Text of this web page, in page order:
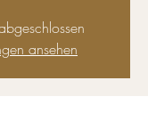
ansehen